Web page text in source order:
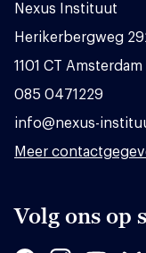
Nexus Instituut
Herikerbergweg
1101 CT Amsterdam
085 0471229
info@nexus-
Meer
Volg ons op